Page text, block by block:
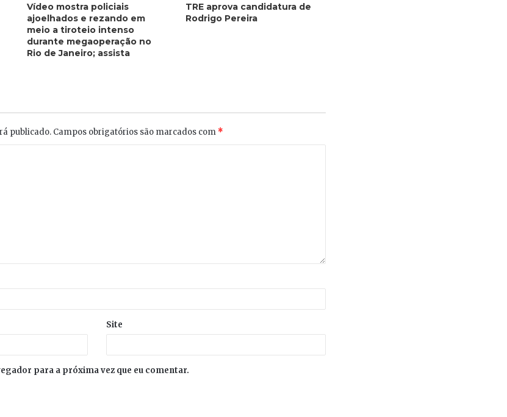
Vídeo mostra policiais
ajoelhados e rezando em
meio a tiroteio intenso
durante megaoperação no
Rio de Janeiro; assista
TRE aprova candidatura de
Rodrigo Pereira
publicado. Campos obrigatórios são marcados com *
Site
para a próxima vez que eu comentar.